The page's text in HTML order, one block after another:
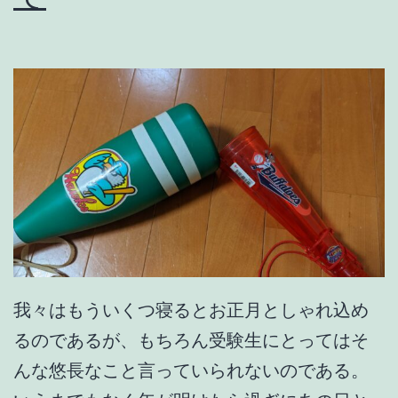
我々はもういくつ寝るとお正月としゃれ込め
るのであるが、もちろん受験生にとってはそ
んな悠長なこと言っていられないのである。